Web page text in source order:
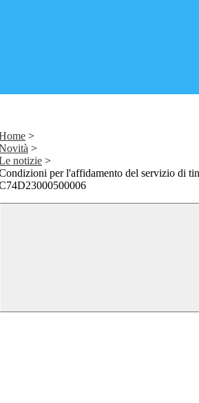
>
>
notizie >
per l'affidamento del servizio di